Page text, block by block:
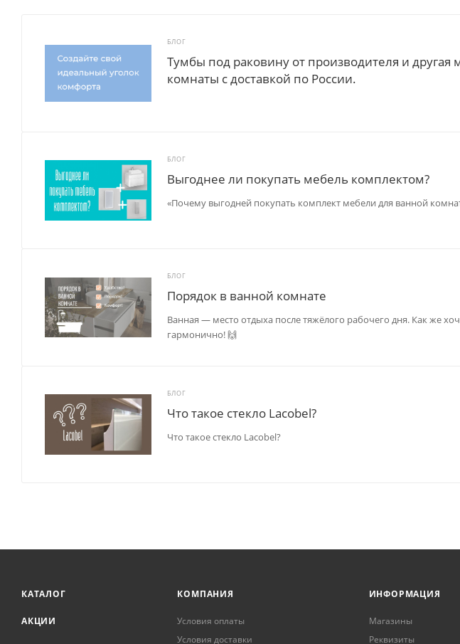
БЛОГ
Тумбы под раковину от производителя и другая
комнаты с доставкой по России.
БЛОГ
Выгоднее ли покупать мебель комплектом?
«Почему выгодней покупать комплект мебели для ванной
БЛОГ
Порядок в ванной комнате
Ванная — место отдыха после тяжёлого рабочего дня. Как же
гармонично! 🙌
БЛОГ
Что такое стекло Lacobel?
Что такое стекло Lacobel?
КАТАЛОГ
АКЦИИ
КОМПАНИЯ
Условия оплаты
Условия доставки
ИНФОРМАЦИЯ
Магазины
Реквизиты